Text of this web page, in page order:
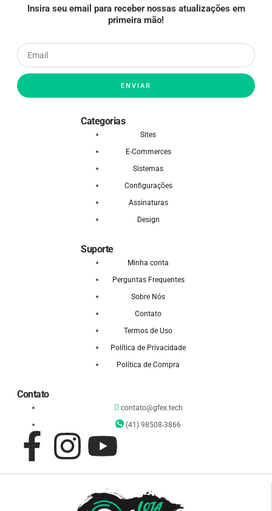
Insira seu email para receber nossas atualizações em
primeira mão!
ENVIAR
Categorias
Sites
E-Commerces
Sistemas
Configurações
Assinaturas
Design
Suporte
Minha conta
Perguntas Frequentes
Sobre Nós
Contato
Termos de Uso
Política de Privacidade
Política de Compra
Contato
contato@gfex.tech
(41) 98508-3866